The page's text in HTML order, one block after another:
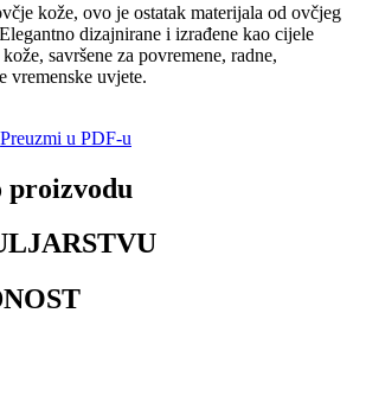
kože, ovo je ostatak materijala od ovčjeg
dizajnirane i izrađene kao cijele
savršene za povremene, radne,
vremenske uvjete.
Preuzmi u PDF-u
proizvodu